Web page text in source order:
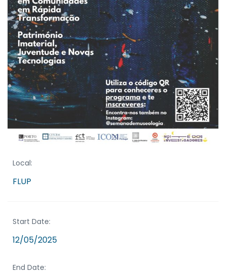
Local:
FLUP
Start Date:
12/05/2025
End Date: